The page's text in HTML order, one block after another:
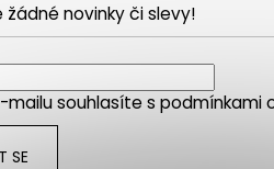
žádné novinky či slevy!
mailu souhlasíte spodmínkami
SE